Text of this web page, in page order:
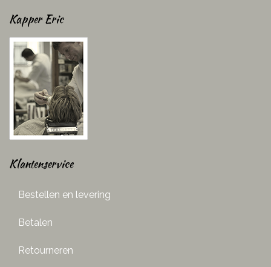
Kapper Eric
Klantenservice
Bestellen en levering
Betalen
Retourneren